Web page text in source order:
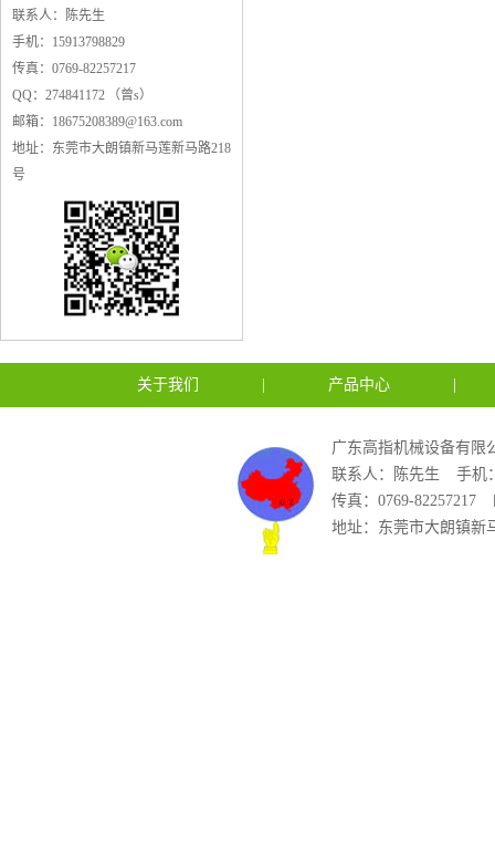
联系人：陈先生
手机：15913798829
传真：0769-82257217
QQ：274841172 （曾s）
邮箱：18675208389@163.com
地址：东莞市大朗镇新马莲新马路218
号
关于我们 产品中心
广东高指机械设备有限
联系人：陈先生
手机
传真：0769-82257217
地址：东莞市大朗镇新